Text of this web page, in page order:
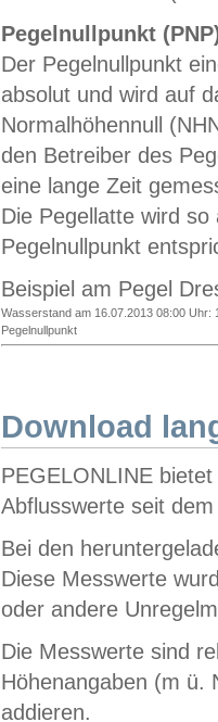
Pegelnullpunkt
Der Pegelnullpunkt
absolut und wird auf
Normalhöhennull
den Betreiber des
eine lange Zeit
Die Pegellatte wird
Pegelnullpunkt
Beispiel am Pegel
Wasserstand am 16.07.2013 08:00 Uhr:
Pegelnullpunkt
Download
PEGELONLINE
Abflusswerte seit
Bei den
Diese Messwerte
oder andere
Die Messwerte sind
Höhenangaben (m ü.
addieren.